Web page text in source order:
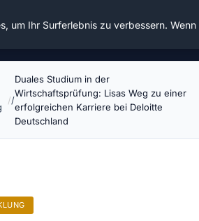
Duales Studium in der
Wirtschaftsprüfung: Lisas Weg zu einer
erfolgreichen Karriere bei Deloitte
Deutschland
um Ihr Surferlebnis zu verbessern.